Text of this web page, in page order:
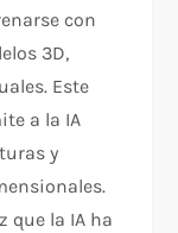
con
3D,
Este
a la IA
y
que la IA ha